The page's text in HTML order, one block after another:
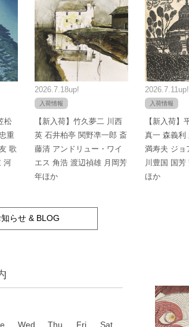
松
重
歌
河
2026.7.18up!
入荷情報
【新入荷】竹久夢二 川西
英 石井柏亭 関野凖一郎 斎
藤清 アンドリュー・ワイ
エス 角浩 渡辺禎雄 月岡芳
年ほか
2026.7.11up!
入荷情報
【新入荷】
真一 森義利
満寿夫 ジョ
川豊国 国芳
ほか
知らせ & BLOG
Wed Thu Fri Sat